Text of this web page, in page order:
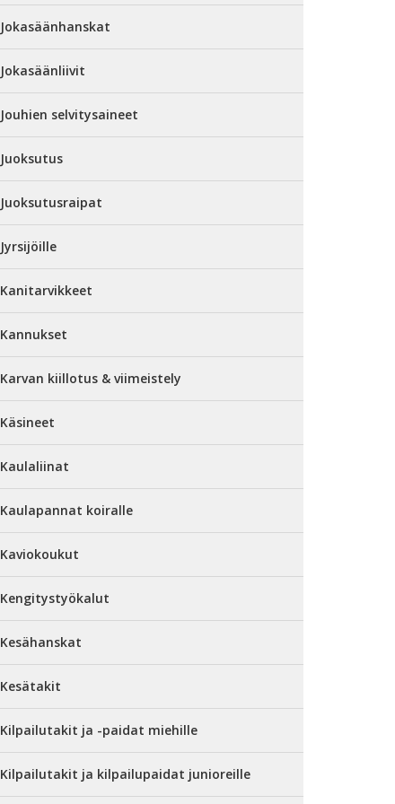
Jokasäänhanskat
Jokasäänliivit
Jouhien selvitysaineet
Juoksutus
Juoksutusraipat
Jyrsijöille
Kanitarvikkeet
Kannukset
Karvan kiillotus & viimeistely
Käsineet
Kaulaliinat
Kaulapannat koiralle
Kaviokoukut
Kengitystyökalut
Kesähanskat
Kesätakit
Kilpailutakit ja -paidat miehille
Kilpailutakit ja kilpailupaidat junioreille